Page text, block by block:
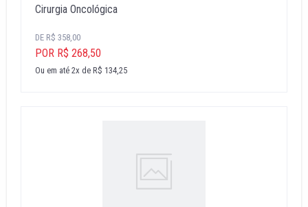
Cirurgia Oncológica
DE R$ 358,00
POR R$ 268,50
Ou em até 2x de R$ 134,25